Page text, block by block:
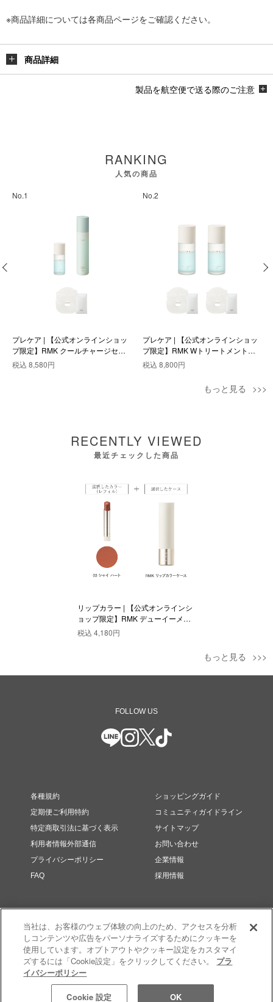
※商品詳細については各商品ページをご確認ください。
商品詳細
製品を航空便で送る際のご注意
RANKING
人気の商品
No.1
プレケア | 【公式オンラインショッ
プ限定】RMK クールチャージセッ
ト
税込 8,580円
No.2
プレケア | 【公式オンラインショッ
プ限定】RMK Wトリートメントオ
イル クール デュオセット
税込 8,800円
もっと見る
RECENTLY VIEWED
最近チェックした商品
リップカラー | 【公式オンラインシ
ョップ限定】RMK デューイーメル
ト リップカラー(レフィル)ケース付
きセット 03
税込 4,180円
もっと見る
FOLLOW US
各種規約
定期便ご利用特約
特定商取引法に基づく表示
利用者情報外部通信
プライバシーポリシー
FAQ
ショッピングガイド
コミュニティガイドライン
サイトマップ
お問い合わせ
企業情報
採用情報
© RMK Div. e’quipe, LTD. All rights reserved.
当社は、お客様のウェブ体験の向上のため、アクセスを分析
しコンテンツや広告をパーソナライズするためにクッキーを
使用しています。オプトアウトやクッキー設定をカスタマイ
ズするには「Cookie設定」をクリックしてください。 プラ
イバシーポリシー
Cookie 設定 OK